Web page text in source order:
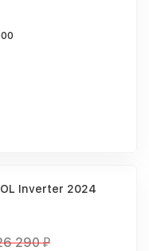
Inverter 2024
290 ₽